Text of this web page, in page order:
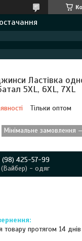
Ластівка
5XL, 6XL, 7XL
Тільки оптом
Мінімальне замовлення
(98) 425-57-99
- одяг
товару протягом 14